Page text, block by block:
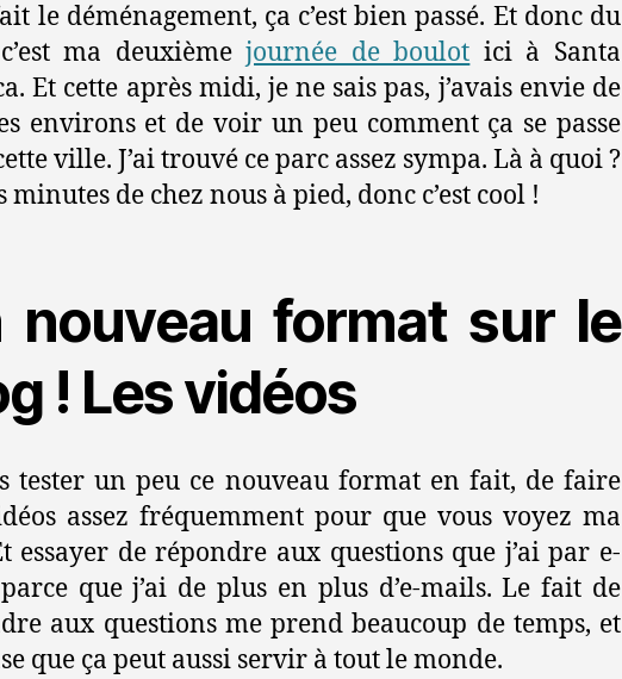
le déménagement, ça c’est bien passé. Et donc du
ma deuxièmejournée de boulot ici à Santa
Et cette après midi, je ne sais pas, j’avais envie de
environs et de voir un peu comment ça se passe
ville. J’ai trouvé ce parc assez sympa. Là à quoi ?
minutes de chez nous à pied, donc c’est cool !
nouveau format sur le
! Les vidéos
tester un peu ce nouveau format en fait, de faire
assez fréquemment pour que vous voyez ma
essayer de répondre aux questions que j’ai par e-
que j’ai de plus en plus d’e-mails. Le fait de
aux questions me prend beaucoup de temps, et
que ça peut aussi servir à tout le monde.